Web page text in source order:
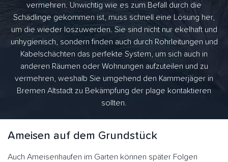
vermehren. Unwichtig wie es zum Befall durch die
Schädlinge gekommen ist, muss schnell eine Lösung her,
um die wieder loszuwerden. Sie sind nicht nur ekelhaft und
unhygienisch, sondern finden auch durch Rohrleitungen und
Kabelschächten das perfekte System, um sich auch in
anderen Räumen oder Wohnungen aufzuteilen und zu
vermehren, weshalb Sie umgehend den Kammerjäger in
Bremen Altstadt zu Bekämpfung der plage kontaktieren
sollten.
Ameisen auf dem Grundstück
Auch Ameisenhaufen im Garten können später Folgen